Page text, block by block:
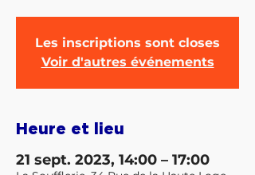
Les inscriptions sont closes
Voir d'autres événements
Heure et lieu
21 sept. 2023, 14:00 – 17:00